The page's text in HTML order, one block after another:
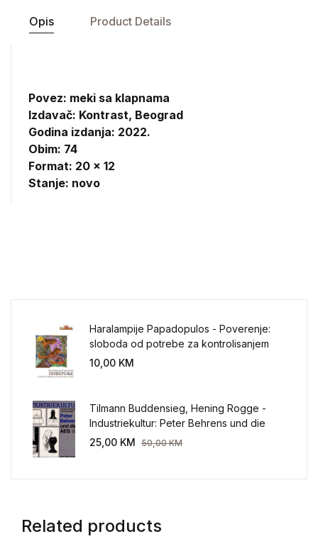
Opis Product Details
Povez: meki sa klapnama
Izdavač: Kontrast, Beograd
Godina izdanja: 2022.
Obim: 74
Format: 20 x 12
Stanje: novo
Haralampije Papadopulos - Poverenje:
sloboda od potrebe za kontrolisanjem
sveta
10,00 KM
Tilmann Buddensieg, Hening Rogge -
Industriekultur: Peter Behrens und die
AEG 1907-1914.
25,00 KM 50,00KM
Related products